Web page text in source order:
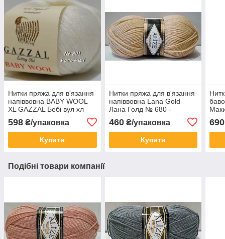
Нитки пряжа для в'язання
напіввовна BABY WOOL
XL GAZZAL Бебі вул хл
598 ₴/упаковка
Купити
Нитки пряжа для в'язання
напіввовна Lana Gold
Лана Голд № 680 -
460₴/упаковка
Купити
690
Подібні товари компанії